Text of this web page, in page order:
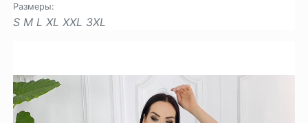
Размеры:
S M L XL XXL 3XL